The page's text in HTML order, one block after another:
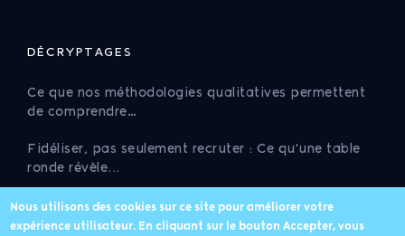
DÉCRYPTAGES
Ce que nos méthodologies qualitatives permettent
de comprendre…
Fidéliser, pas seulement recruter : Ce qu'une table
ronde révèle...
Conjoncture de l'artisanat : ce que les pourcentages
ne disent pas…
Nous utilisons des cookies sur ce site pour améliorer votre
expérience utilisateur. En cliquant sur le bouton Accepter, vous